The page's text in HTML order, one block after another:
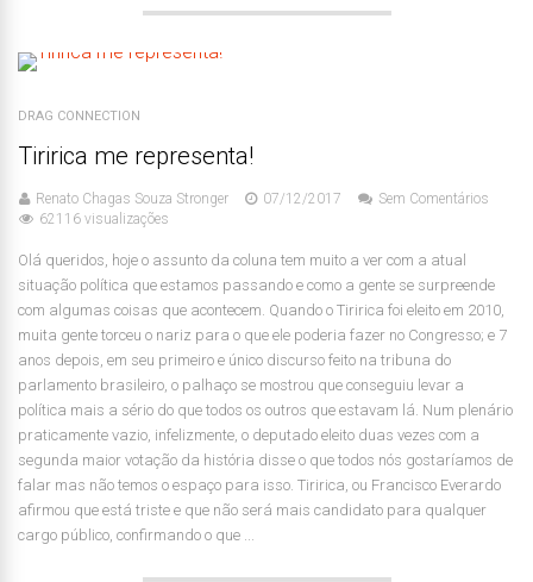
DRAG CONNECTION
Tiririca me representa!
Renato Chagas Souza Stronger 07/12/2017
Sem Comentários
62116 visualizações
Olá queridos, hoje o assunto da coluna tem muito a ver com a atual
situação política que estamos passando e como a gente se surpreende
com algumas coisas que acontecem. Quando o Tiririca foi eleito em 2010,
muita gente torceu o nariz para o que ele poderia fazer no Congresso; e 7
anos depois, em seu primeiro e único discurso feito na tribuna do
parlamento brasileiro, o palhaço se mostrou que conseguiu levar a
política mais a sério do que todos os outros que estavam lá. Num plenário
praticamente vazio, infelizmente, o deputado eleito duas vezes com a
segunda maior votação da história disse o que todos nós gostaríamos de
falar mas não temos o espaço para isso. Tiririca, ou Francisco Everardo
afirmou que está triste e que não será mais candidato para qualquer
cargo público, confirmando o que ...